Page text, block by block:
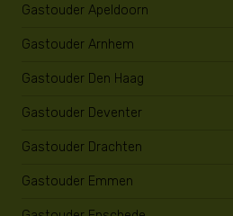
Gastouder Apeldoorn
Gastouder Arnhem
Gastouder Den Haag
Gastouder Deventer
Gastouder Drachten
Gastouder Emmen